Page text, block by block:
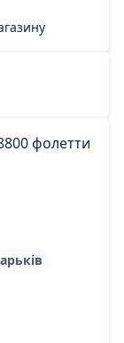
фолетти